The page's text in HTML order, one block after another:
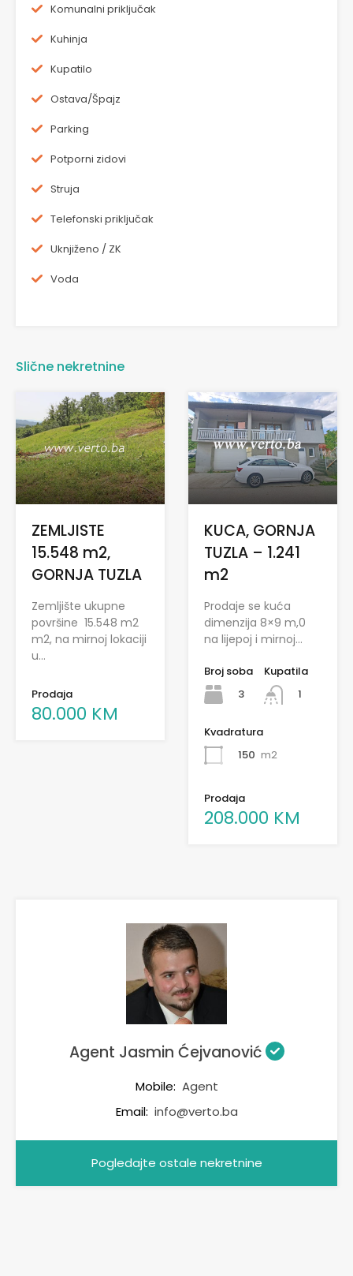
Komunalni priključak
Kuhinja
Kupatilo
Ostava/Špajz
Parking
Potporni zidovi
Struja
Telefonski priključak
Uknjiženo / ZK
Voda
Slične nekretnine
ZEMLJISTE
15.548 m2,
GORNJA TUZLA
Zemljište ukupne
površine 15.548 m2
m2, na mirnoj lokaciji
u…
Prodaja
80.000 KM
KUCA, GORNJA
TUZLA – 1.241
m2
Prodaje se kuća
dimenzija 8×9 m,0
na lijepoj i mirnoj…
Broj soba
3
Kupatila
1
Kvadratura
150 m2
Prodaja
208.000 KM
Agent Jasmin Ćejvanović
Mobile: Agent
Email: info@verto.ba
Pogledajte ostale nekretnine